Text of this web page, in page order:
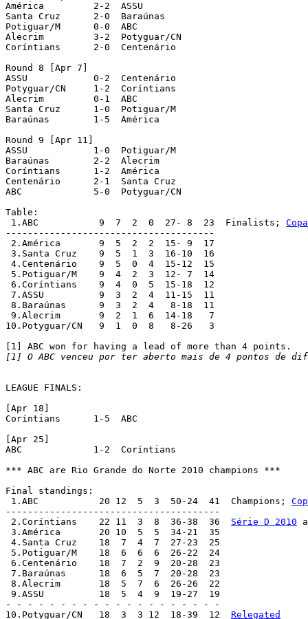
América		2-2  ASSU
Santa Cruz	2-0  Baraúnas
Potiguar/M	0-0  ABC
Alecrim		3-2  Potyguar/CN
Coríntians	2-0  Centenário
Round 8 [Apr 7]
ASSU		0-2  Centenário
Potyguar/CN	1-2  Coríntians
Alecrim		0-1  ABC
Santa Cruz	1-0  Potiguar/M
Baraúnas	1-5  América
Round 9 [Apr 11]
ASSU		1-0  Potiguar/M
Baraúnas	2-2  Alecrim
Coríntians	1-2  América
Centenário	2-1  Santa Cruz
ABC		5-0  Potyguar/CN
Table:
1.ABC 		 9  7  2  0  27- 8  23  Finalists;
--------------------------------------
2.América 	 9  5  2  2  15- 9  17
3.Santa Cruz 	 9  5  1  3  16-10  16
4.Centenário 	 9  5  0  4  15-12  15
5.Potiguar/M 	 9  4  2  3  12- 7  14
6.Coríntians 	 9  4  0  5  15-18  12
7.ASSU 	 9  3  2  4  11-15  11
8.Baraúnas 	 9  3  2  4   8-18  11
9.Alecrim 	 9  2  1  6  14-18   7
10.Potyguar/CN 	 9  1  0  8   8-26   3
[1] O ABC venceu por ter aberto mais de 4 pontos de
LEAGUE FINALS:
[Apr 18]
Coríntians	1-5  ABC
[Apr 25]
ABC		1-2  Coríntians
*** ABC are Rio Grande do Norte 2010 champions ***
Final standings:
1.ABC 		 20 12  5  3  50-24  41  Champions;
---------------------------------------
2.Coríntians 	 22 11  3  8  36-38  36 Série D 2010
3.América 	 20 10  5  5  34-21  35
4.Santa Cruz 	 18  7  4  7  27-23  25
5.Potiguar/M 	 18  6  6  6  26-22  24
6.Centenário 	 18  7  2  9  20-28  23
7.Baraúnas 	 18  6  5  7  20-28  23
8.Alecrim 	 18  5  7  6  26-26  22
9.ASSU 	 18  5  4  9  19-27  19
- - - - - - - - - - - - - - - - - - - -
10.Potyguar/CN 	 18  3  3 12  18-39  12 Relegated